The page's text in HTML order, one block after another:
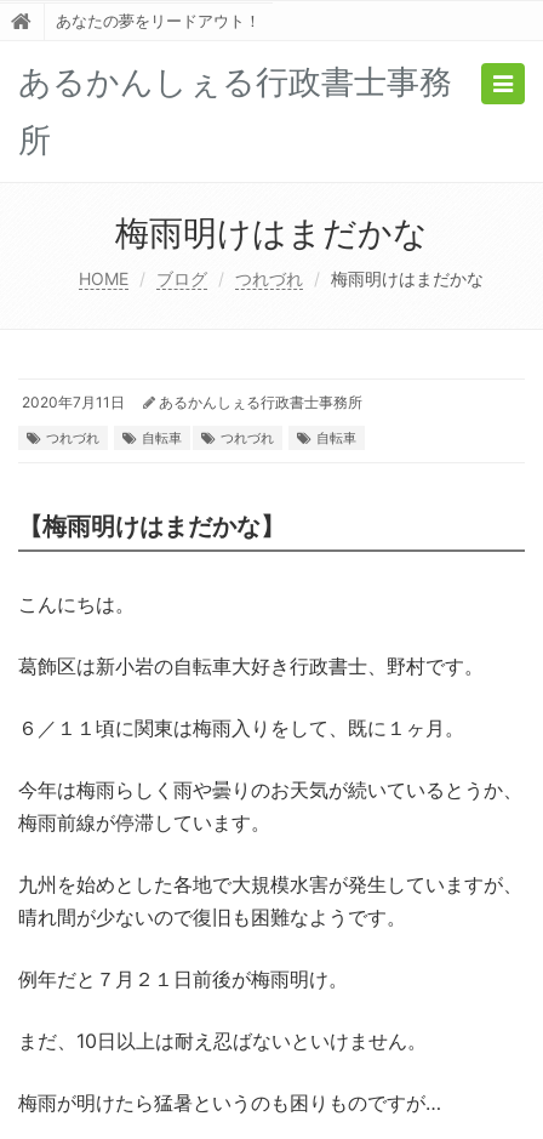
あなたの夢をリードアウト！
あるかんしぇる行政書士事務
所
梅雨明けはまだかな
HOME ブログ つれづれ 梅雨明けはまだかな
2020年7月11日 あるかんしぇる行政書士事務所
つれづれ 自転車 つれづれ 自転車
【梅雨明けはまだかな】
こんにちは。
葛飾区は新小岩の自転車大好き行政書士、野村です。
６／１１頃に関東は梅雨入りをして、既に１ヶ月。
今年は梅雨らしく雨や曇りのお天気が続いているとうか、
梅雨前線が停滞しています。
九州を始めとした各地で大規模水害が発生していますが、
晴れ間が少ないので復旧も困難なようです。
例年だと７月２１日前後が梅雨明け。
まだ、10日以上は耐え忍ばないといけません。
梅雨が明けたら猛暑というのも困りものですが…